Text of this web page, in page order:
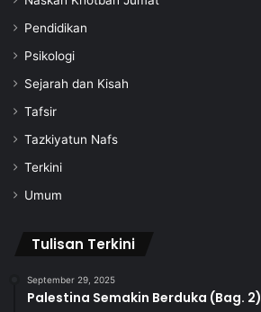
Pendidikan
Psikologi
Sejarah dan Kisah
Tafsir
Tazkiyatun Nafs
Terkini
Umum
Tulisan Terkini
September 29, 2025
Palestina Semakin Berduka (Bag. 2)